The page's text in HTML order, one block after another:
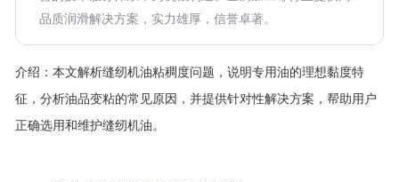
品质润滑解决方案，实力雄厚，信誉卓著。
介绍： 本文解析缝纫机油粘稠度问题，说明专用油的理想黏度特
征，分析油品变粘的常见原因，并提供针对性解决方案，帮助用户
正确选用和维护缝纫机油。